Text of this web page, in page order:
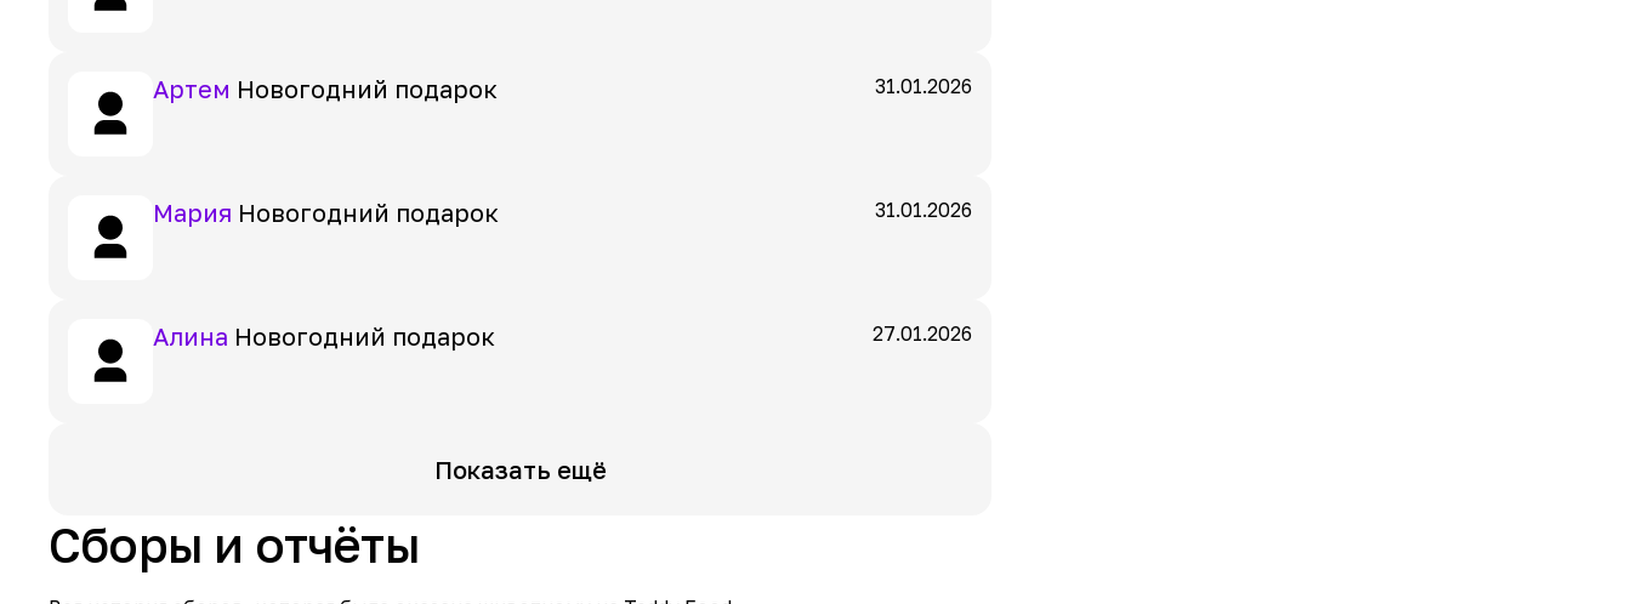
Артем Новогодний подарок 31.01.2026
Мария Новогодний подарок 31.01.2026
Алина Новогодний подарок 27.01.2026
Показать ещё
Сборы и отчёты